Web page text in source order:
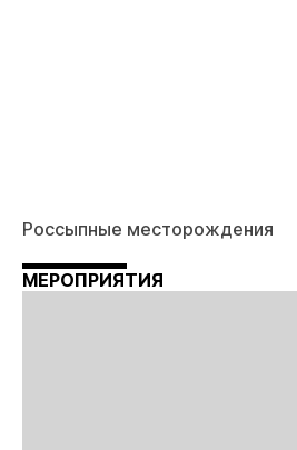
Россыпные месторождения
МЕРОПРИЯТИЯ